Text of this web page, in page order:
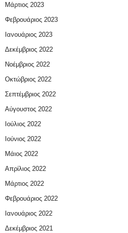
Μάρτιος 2023
Φεβρουάριος 2023
Ιανουάριος 2023
Δεκέμβριος 2022
Νοέμβριος 2022
Οκτώβριος 2022
Σεπτέμβριος 2022
Αύγουστος 2022
Ιούλιος 2022
Ιούνιος 2022
Μάιος 2022
Απρίλιος 2022
Μάρτιος 2022
Φεβρουάριος 2022
Ιανουάριος 2022
Δεκέμβριος 2021